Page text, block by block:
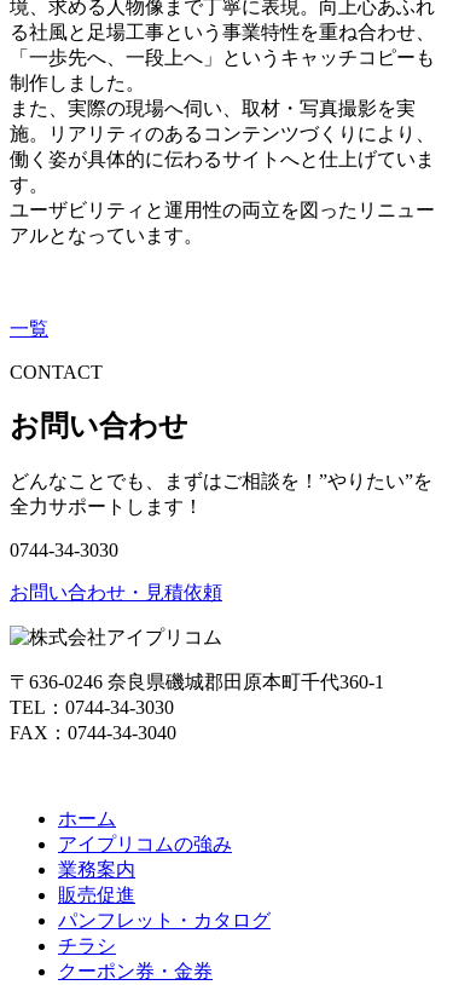
境、求める人物像まで丁寧に表現。向上心あふれ
る社風と足場工事という事業特性を重ね合わせ、
「一歩先へ、一段上へ」というキャッチコピーも
制作しました。
また、実際の現場へ伺い、取材・写真撮影を実
施。リアリティのあるコンテンツづくりにより、
働く姿が具体的に伝わるサイトへと仕上げていま
す。
ユーザビリティと運用性の両立を図ったリニュー
アルとなっています。
一覧
CONTACT
お問い合わせ
どんなことでも、まずはご相談を！”やりたい”を
全力サポートします！
0744-34-3030
お問い合わせ・見積依頼
〒636-0246 奈良県磯城郡田原本町千代360-1
TEL：0744-34-3030
FAX：0744-34-3040
ホーム
アイプリコムの強み
業務案内
販売促進
パンフレット・カタログ
チラシ
クーポン券・金券